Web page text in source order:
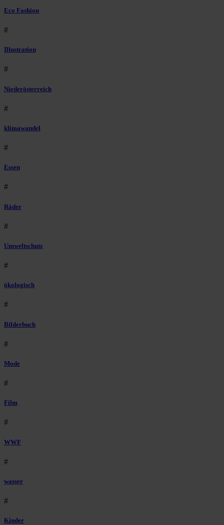
Eco Fashion
#
Illustration
#
Niederösterreich
#
klimawandel
#
Essen
#
Räder
#
Umweltschutz
#
ökologisch
#
Bilderbuch
#
Mode
#
Film
#
WWF
#
wasser
#
Kinder